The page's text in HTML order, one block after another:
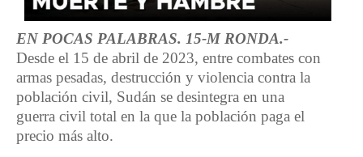
EN POCAS PALABRAS. 15-M RONDA.-
Desde el 15 de abril de 2023, entre combates con
armas pesadas, destrucción y violencia contra la
población civil, Sudán se desintegra en una
guerra civil total en la que la población paga el
precio más alto.